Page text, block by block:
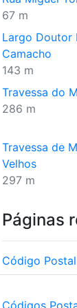
67 m
Largo Doutor
Camacho
143 m
Travessa do
286 m
Travessa de
Velhos
297 m
Páginas
Código
Códigos